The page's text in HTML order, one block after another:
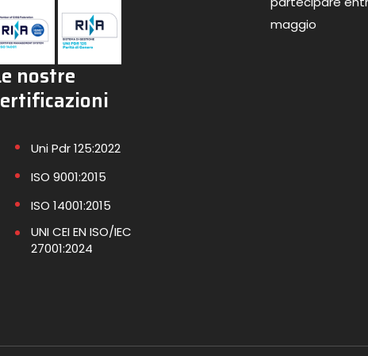
nostre
Uni Pdr 125:2022
ISO 9001:2015
ISO 14001:2015
UNI CEI EN ISO/IEC
27001:2024
maggio